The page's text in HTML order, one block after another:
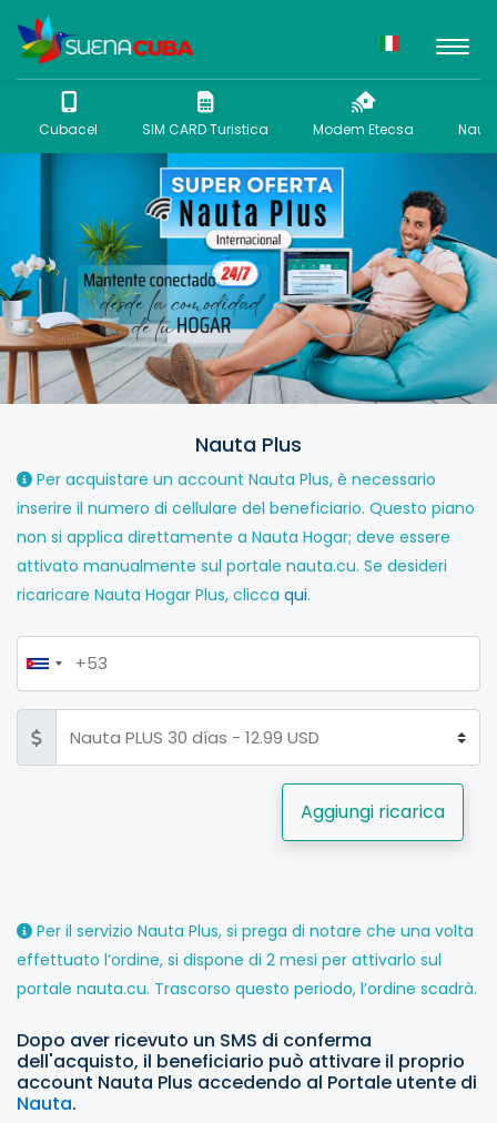
Cubacel SIM CARD Turistica Modem Etecsa
Nauta Plus
Per acquistare un account Nauta Plus, è necessario
inserire il numero di cellulare del beneficiario. Questo piano
non si applica direttamente a Nauta Hogar; deve essere
attivato manualmente sul portale nauta.cu. Se desideri
ricaricare Nauta Hogar Plus, clicca qui.
Aggiungi ricarica
Per il servizio Nauta Plus, si prega di notare che una volta
effettuato l’ordine, si dispone di 2 mesi per attivarlo sul
portale nauta.cu. Trascorso questo periodo, l’ordine scadrà.
Dopo aver ricevuto un SMS di conferma
dell'acquisto, il beneficiario può attivare il proprio
account Nauta Plus accedendo al Portale utente di
Nauta.